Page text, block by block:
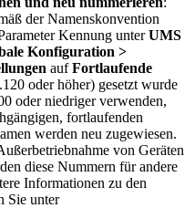
der Namenskonvention
Kennung unterUMS
Konfiguration >
aufFortlaufende
oder höher) gesetzt wurde
oder niedriger verwenden,
fortlaufenden
werden neu zugewiesen.
von Geräten
diese Nummern für andere
Informationen zu den
Sie unter